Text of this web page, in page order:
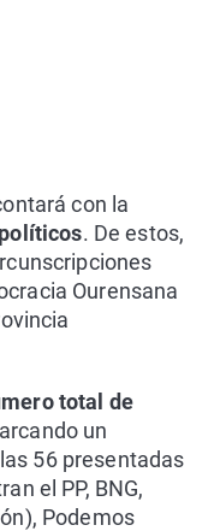
con la
. De estos,
Ourensana
total de
un
56 presentadas
el PP, BNG,
Podemos